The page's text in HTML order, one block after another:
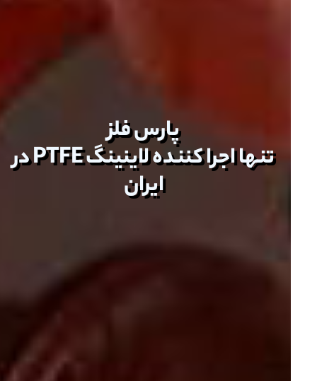
پارس فلز
تنها اجرا کننده لاینینگ PTFE در
ایران